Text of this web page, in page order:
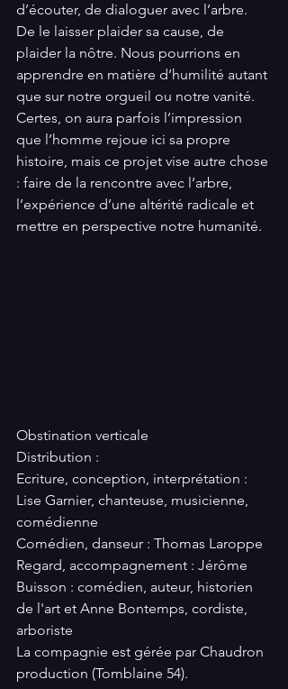
d’écouter, de dialoguer avec l’arbre.
De le laisser plaider sa cause, de
plaider la nôtre. Nous pourrions en
apprendre en matière d’humilité autant
que sur notre orgueil ou notre vanité.
Certes, on aura parfois l’impression
que l’homme rejoue ici sa propre
histoire, mais ce projet vise autre chose
: faire de la rencontre avec l’arbre,
l’expérience d’une altérité radicale et
mettre en perspective notre humanité.
Obstination verticale
Distribution :
Ecriture, conception, interprétation :
Lise Garnier, chanteuse, musicienne,
comédienne
Comédien, danseur : Thomas Laroppe
Regard, accompagnement : Jérôme
Buisson : comédien, auteur, historien
de l'art et Anne Bontemps, cordiste,
arboriste
La compagnie est gérée par Chaudron
production (Tomblaine 54).